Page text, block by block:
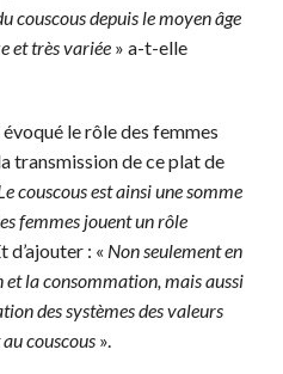
couscous depuis le moyen âge
et très variée » a-t-elle
le rôle des femmes
transmission de ce plat de
couscous est ainsi une somme
femmes jouent un rôle
d’ajouter : « Non seulement en
la consommation, mais aussi
des systèmes des valeurs
couscous ».